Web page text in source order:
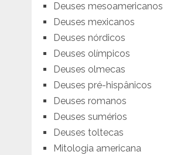
Deuses mesoamericanos
Deuses mexicanos
Deuses nórdicos
Deuses olímpicos
Deuses olmecas
Deuses pré-hispânicos
Deuses romanos
Deuses sumérios
Deuses toltecas
Mitologia americana